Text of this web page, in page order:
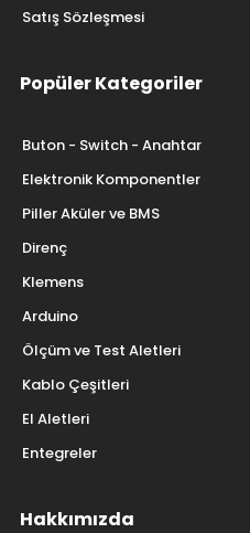
Satış Sözleşmesi
Popüler Kategoriler
Buton - Switch - Anahtar
Elektronik Komponentler
Piller Aküler ve BMS
Direnç
Klemens
Arduino
Ölçüm ve Test Aletleri
Kablo Çeşitleri
El Aletleri
Entegreler
Hakkımızda